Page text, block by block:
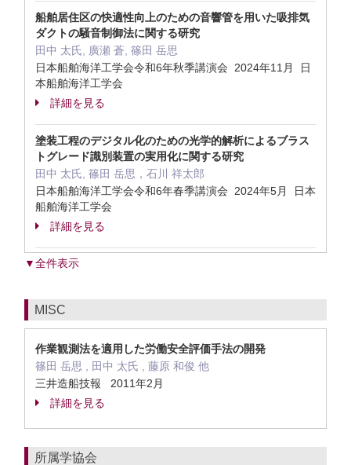
船舶居住区の快適性向上のための音響管を用いた吸排気
ダクトの騒音制御法に関する研究
田中 太氏, 廣瀬 蒼, 篠田 岳思
日本船舶海洋工学会令和6年秋季講演会 2024年11月 日
本船舶海洋工学会
詳細を見る
塗装工程のデジタル化のための光学的解析によるブラス
トグレード識別装置の実用化に関する研究
田中 太氏, 篠田 岳思，石川 祥太郎
日本船舶海洋工学会令和6年春季講演会 2024年5月 日本
船舶海洋工学会
詳細を見る
▼全件表示
MISC
作業観測法を適用した労働安全評価手法の開発
篠田 岳思 , 田中 太氏 , 藤原 和俊 他
三井造船技報 2011年2月
詳細を見る
所属学協会